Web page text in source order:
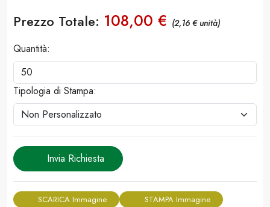
Prezzo Totale: 108,00 € (2,16 € unità)
Quantità:
Tipologia di Stampa:
Invia Richiesta
SCARICA Immagine STAMPA Immagine